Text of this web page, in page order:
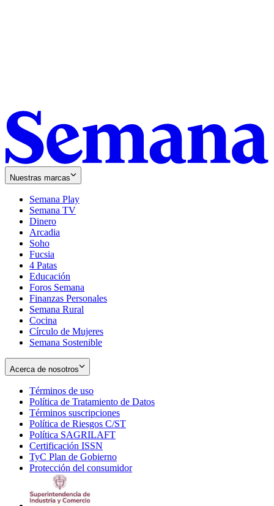
Nuestras marcas
Semana Play
Semana TV
Dinero
Arcadia
Soho
in
new
window
Fucsia
in
new
window
4 Patas
Educación
Foros Semana
Finanzas Personales
Semana Rural
Cocina
Círculo de Mujeres
Semana Sostenible
Acerca de nosotros
Términos de uso
in
new
window
Política de Tratamiento de Datos
Términos suscripciones
in
Política de Riesgos C/ST
Política SAGRILAFT
new
window
Certificación ISSN
in
new
TyC Plan de Gobierno
in
Protección del consumidorOpens